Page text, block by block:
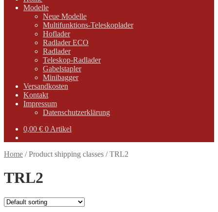
Modelle
Neue Modelle
Multifunktions-Teleskoplader
Hoflader
Radlader ECO
Radlader
Teleskop-Radlader
Gabelstapler
Minibagger
Versandkosten
Kontakt
Impressum
Datenschutzerklärung
0,00 € 0 Artikel
Home /Product shipping classes /TRL2
TRL2